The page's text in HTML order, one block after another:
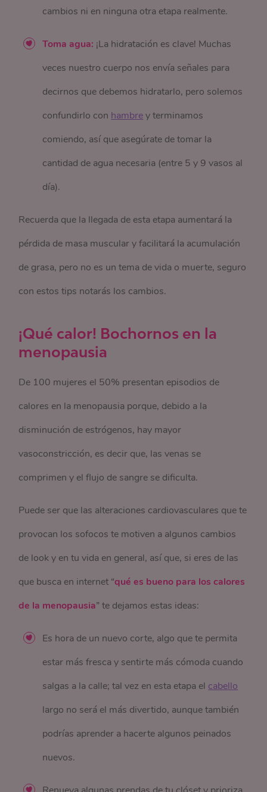
cambios ni en ninguna otra etapa realmente.
Toma agua: ¡La hidratación es clave! Muchas
veces nuestro cuerpo nos envía señales para
decirnos que debemos hidratarlo, pero solemos
confundirlo con hambrey terminamos
comiendo, así que asegúrate de tomar la
cantidad de agua necesaria (entre 5 y 9 vasos al
día).
Recuerda que la llegada de esta etapa aumentará la
pérdida de masa muscular y facilitará la acumulación
de grasa, pero no es un tema de vida o muerte, seguro
con estos tips notarás los cambios.
¡Qué calor! Bochornos en la
menopausia
De 100 mujeres el 50% presentan episodios de
calores en la menopausia porque, debido a la
disminución de estrógenos, hay mayor
vasoconstricción, es decir que, las venas se
comprimen y el flujo de sangre se dificulta.
Puede ser que las alteraciones cardiovasculares que te
provocan los sofocos te motiven a algunos cambios
de look y en tu vida en general, así que, si eres de las
que busca en internet “qué es bueno para los calores
de la menopausia” te dejamos estas ideas:
Es hora de un nuevo corte, algo que te permita
estar más fresca y sentirte más cómoda cuando
salgas a la calle; tal vez en esta etapa el cabello
largo no será el más divertido, aunque también
podrías aprender a hacerte algunos peinados
nuevos.